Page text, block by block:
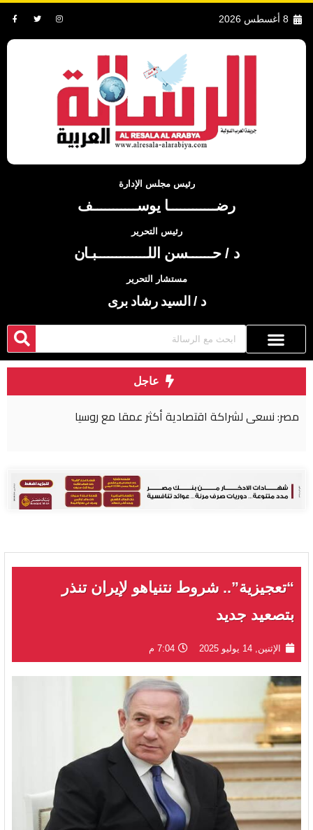
8 أغسطس 2026
رئيس مجلس الإدارة
رضــــــــــــا يوســـــــــــف
رئيس التحرير
د / حــــــسن اللـــــــــــــبـان
مستشار التحرير
د / السيد رشاد برى
عاجل
مصر: نسعى لشراكة اقتصادية أكثر عمقا مع روسيا
“تعجيزية”.. شروط نتنياهو لإيران تنذر
بتصعيد جديد
الإثنين, 14 يوليو 2025 7:04 م